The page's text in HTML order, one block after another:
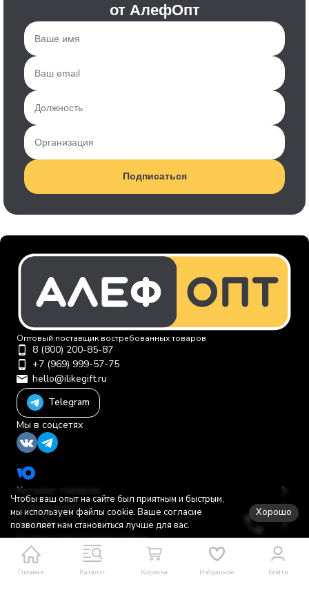
от АлефОпт
Подписаться
Главная Каталог Корзина Избранное Войти
Оптовый поставщик востребованных товаров
8 (800) 200-85-87
+7 (969) 999-57-75
hello@ilikegift.ru
Telegram
Мы в соцсетях
Каталог товаров
О компании
Помощь
Политика персональных данных
© 2012-2026 ООО "Первая торговая компания"
Чтобы ваш опыт на сайте был приятным и быстрым,
мы используем файлы cookie. Ваше согласие
позволяет нам становиться лучше для вас.
Хорошо